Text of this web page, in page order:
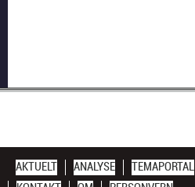
AKTUELT ANALYSE TEMAPORTAL